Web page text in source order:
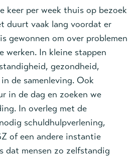
keer per week thuis op bezoek
duurt vaak lang voordat er
gewonnen om over problemen
werken. In kleine stappen
gezondheid,
de samenleving. Ook
in de dag en zoeken we
In overleg met de
schuldhulpverlening,
of een andere instantie
dat mensen zo zelfstandig